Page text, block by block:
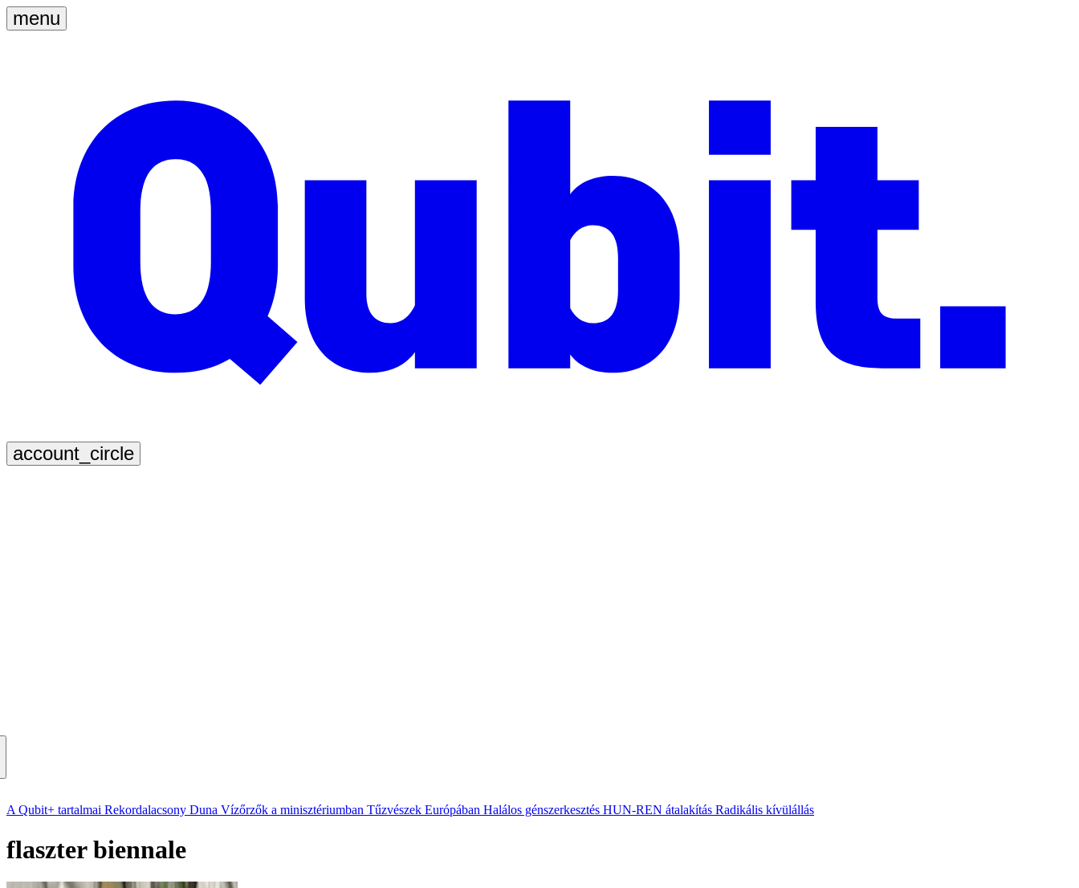
A Qubit+ tartalmai Rekordalacsony Duna Vízőrzők a minisztériumban Tűzvészek Európában Halálos génszerkesztés HUN-REN átalakítás Radikális kívülállás
flaszter biennale